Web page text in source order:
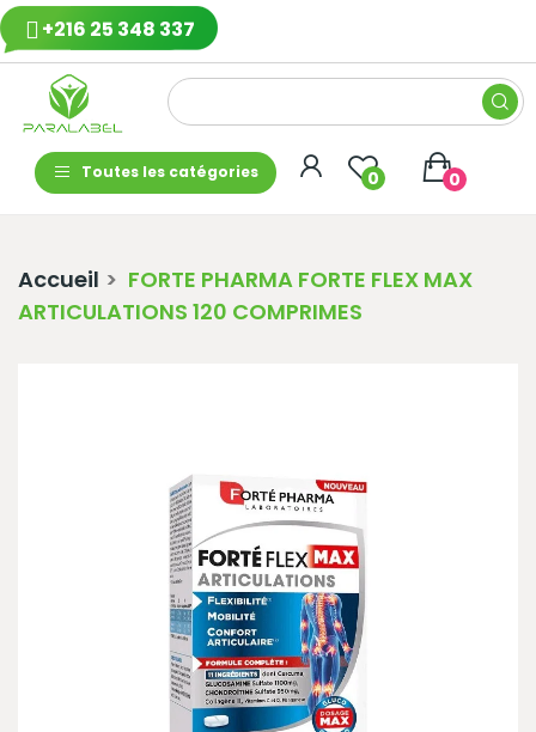
+216 25 348 337
Toutes les catégories 0 0
Accueil
FORTE PHARMA FORTE FLEX MAX
ARTICULATIONS 120 COMPRIMES